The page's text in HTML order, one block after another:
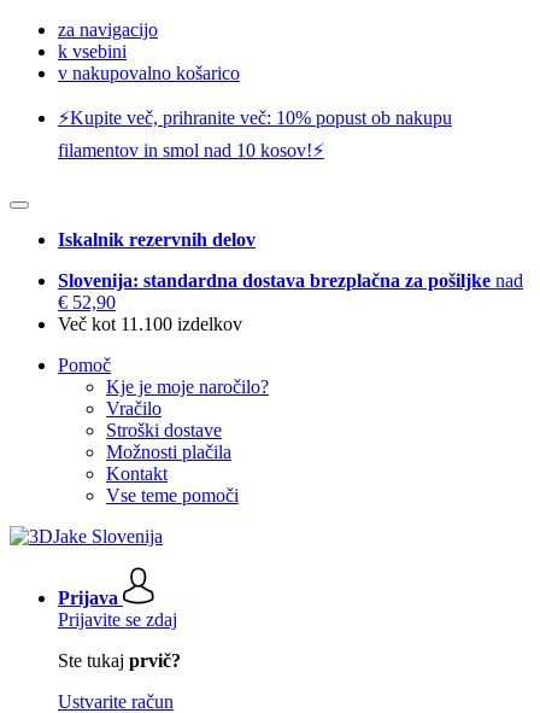
za navigacijo
k vsebini
v nakupovalno košarico
⚡️Kupite več, prihranite več: 10% popust ob nakupu
filamentov in smol nad 10 kosov!⚡️
Iskalnik rezervnih delov
Slovenija: standardna dostava brezplačna za pošiljke nad
€ 52,90
Več kot 11.100 izdelkov
Pomoč
Kje je moje naročilo?
Vračilo
Stroški dostave
Možnosti plačila
Kontakt
Vse teme pomoči
Prijava
Prijavite se zdaj
Ste tukaj prvič?
Ustvarite račun